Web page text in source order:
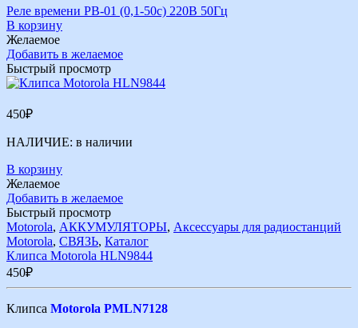
Реле времени РВ-01 (0,1-50с) 220В 50Гц
В корзину
Желаемое
Добавить в желаемое
Быстрый просмотр
450₽
НАЛИЧИЕ: в наличии
В корзину
Желаемое
Добавить в желаемое
Быстрый просмотр
Motorola, АККУМУЛЯТОРЫ, Аксессуары для радиостанций
Motorola, СВЯЗЬ, Каталог
Клипса Motorola HLN9844
450₽
Клипса Motorola PMLN7128